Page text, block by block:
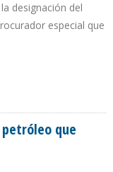
designación del
especial que
petróleo que